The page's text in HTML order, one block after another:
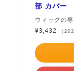
部 カバー
ウィッグの
¥3,432
（